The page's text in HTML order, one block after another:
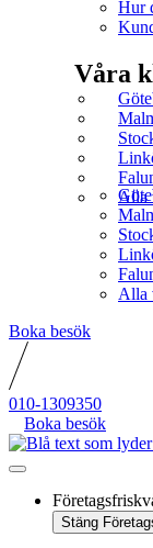
Hur
Våra
Alla
Alla
Boka besök
010-1309350
Boka besök
Stäng